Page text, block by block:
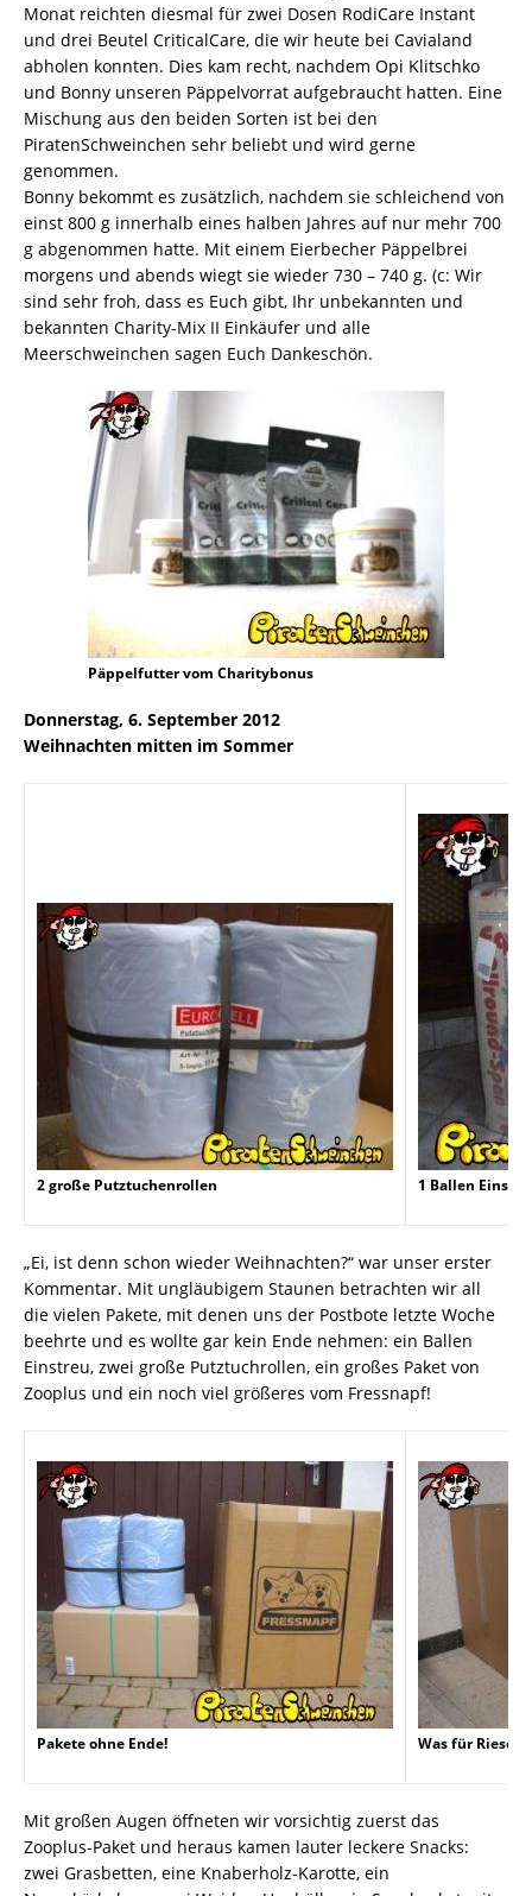
Monat reichten diesmal für zwei Dosen RodiCare Instant
und drei Beutel CriticalCare, die wir heute bei Cavialand
abholen konnten. Dies kam recht, nachdem Opi Klitschko
und Bonny unseren Päppelvorrat aufgebraucht hatten. Eine
Mischung aus den beiden Sorten ist bei den
PiratenSchweinchen sehr beliebt und wird gerne
genommen.
Bonny bekommt es zusätzlich, nachdem sie schleichend von
einst 800 g innerhalb eines halben Jahres auf nur mehr 700
g abgenommen hatte. Mit einem Eierbecher Päppelbrei
morgens und abends wiegt sie wieder 730 – 740 g. (c: Wir
sind sehr froh, dass es Euch gibt, Ihr unbekannten und
bekannten Charity-Mix II Einkäufer und alle
Meerschweinchen sagen Euch Dankeschön.
Päppelfutter vom Charitybonus
Donnerstag, 6. September 2012
Weihnachten mitten im Sommer
2 große Putztuchenrollen 1 Ballen
„Ei, ist denn schon wieder Weihnachten?“ war unser erster
Kommentar. Mit ungläubigem Staunen betrachten wir all
die vielen Pakete, mit denen uns der Postbote letzte Woche
beehrte und es wollte gar kein Ende nehmen: ein Ballen
Einstreu, zwei große Putztuchrollen, ein großes Paket von
Zooplus und ein noch viel größeres vom Fressnapf!
Pakete ohne Ende! Was für
Mit großen Augen öffneten wir vorsichtig zuerst das
Zooplus-Paket und heraus kamen lauter leckere Snacks:
zwei Grasbetten, eine Knaberholz-Karotte, ein